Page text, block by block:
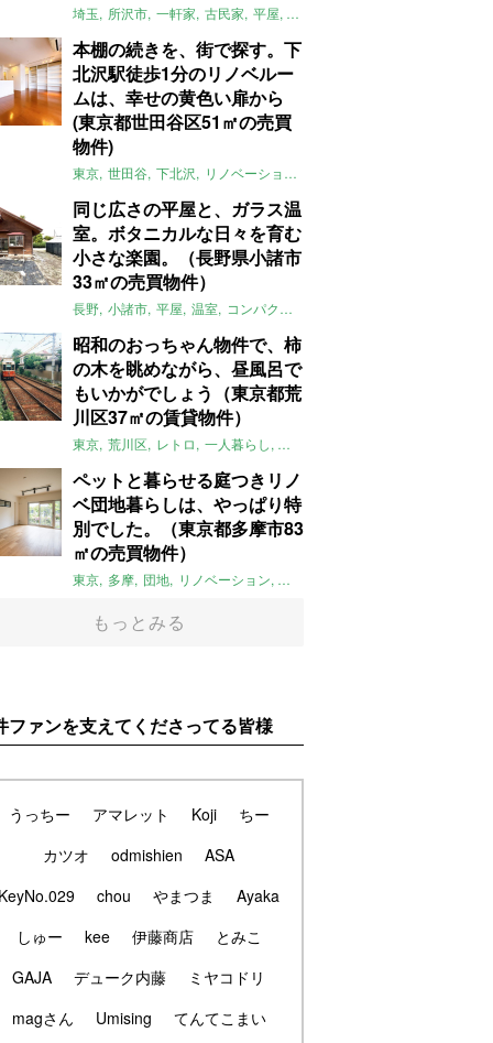
埼玉 所沢市 一軒家 古民家 平屋 庭
本棚の続きを、街で探す。下
北沢駅徒歩1分のリノベルー
ムは、幸せの黄色い扉から
(東京都世田谷区51㎡の売買
物件)
東京 世田谷 下北沢 リノベーション
同じ広さの平屋と、ガラス温
室。ボタニカルな日々を育む
小さな楽園。（長野県小諸市
33㎡の売買物件）
長野 小諸市 平屋 温室 コンパクト
昭和のおっちゃん物件で、柿
の木を眺めながら、昼風呂で
もいかがでしょう（東京都荒
川区37㎡の賃貸物件）
東京 荒川区 レトロ 一人暮らし タイル
ペットと暮らせる庭つきリノ
ベ団地暮らしは、やっぱり特
別でした。（東京都多摩市83
㎡の売買物件）
東京 多摩 団地 リノベーション 庭
もっとみる
ファンを支えてくださってる皆様
うっちー アマレット Koji
ちー
カツオ
odmishien
ASA
chou やまつま
Ayaka
しゅー
kee 伊藤商店
とみこ
GAJA
デューク内藤
ミヤコドリ
magさん
Umising てんてこまい